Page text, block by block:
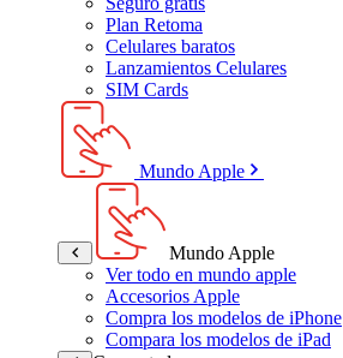
Plan Retoma
Celulares baratos
Lanzamientos Celulares
SIM Cards
Mundo Apple
Mundo Apple
Ver todo en mundo apple
Accesorios Apple
Compra los modelos de iPhone
Compara los modelos de iPad